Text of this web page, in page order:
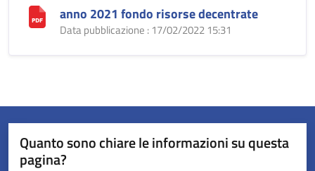
anno 2021 fondo risorse decentrate
Data pubblicazione : 17/02/2022 15:31
Quanto sono chiare le informazioni su questa
pagina?